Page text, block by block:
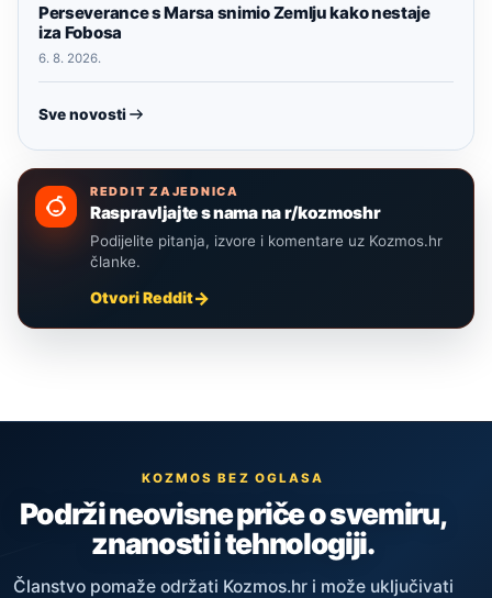
Perseverance s Marsa snimio Zemlju kako nestaje
iza Fobosa
6. 8. 2026.
Sve novosti
REDDIT ZAJEDNICA
Raspravljajte s nama na r/kozmoshr
Podijelite pitanja, izvore i komentare uz Kozmos.hr
članke.
Otvori Reddit
KOZMOS BEZ OGLASA
Podrži neovisne priče o svemiru,
znanosti i tehnologiji.
Članstvo pomaže održati Kozmos.hr i može uključivati